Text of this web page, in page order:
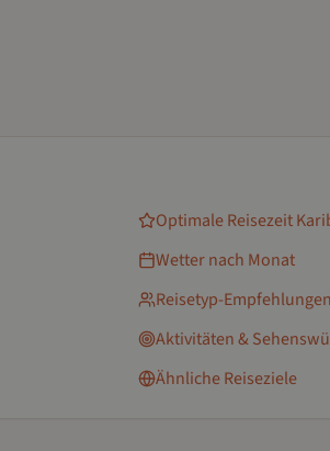
Optimale Reisezeit
Wetter nach Monat
Reisetyp-Empfehlungen
Aktivitäten &
Ähnliche Reiseziele